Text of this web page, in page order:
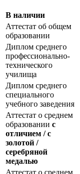
В наличии
Аттестат об общем
образовании
Диплом среднего
профессионально-
технического
училища
Диплом среднего
специального
учебного заведения
Аттестат о среднем
образовании с
отличием / с
золотой /
серебряной
медалью